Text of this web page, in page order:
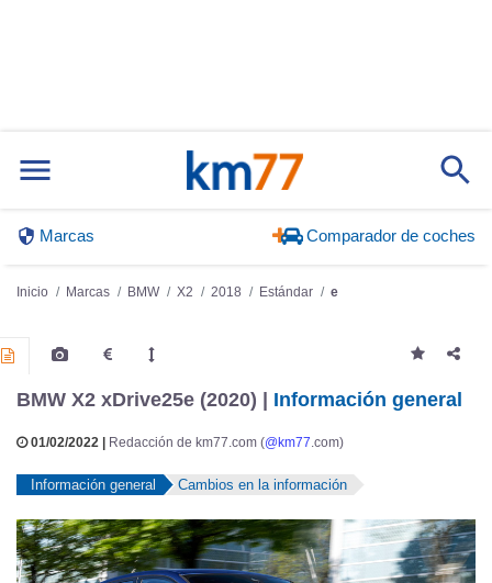
Marcas Comparador de coches
Inicio Marcas BMW X2 2018 Estándar e
BMW X2 xDrive25e (2020) | Información general
01/02/2022 | Redacción de km77.com (@km77.com)
Información general Cambios en la información